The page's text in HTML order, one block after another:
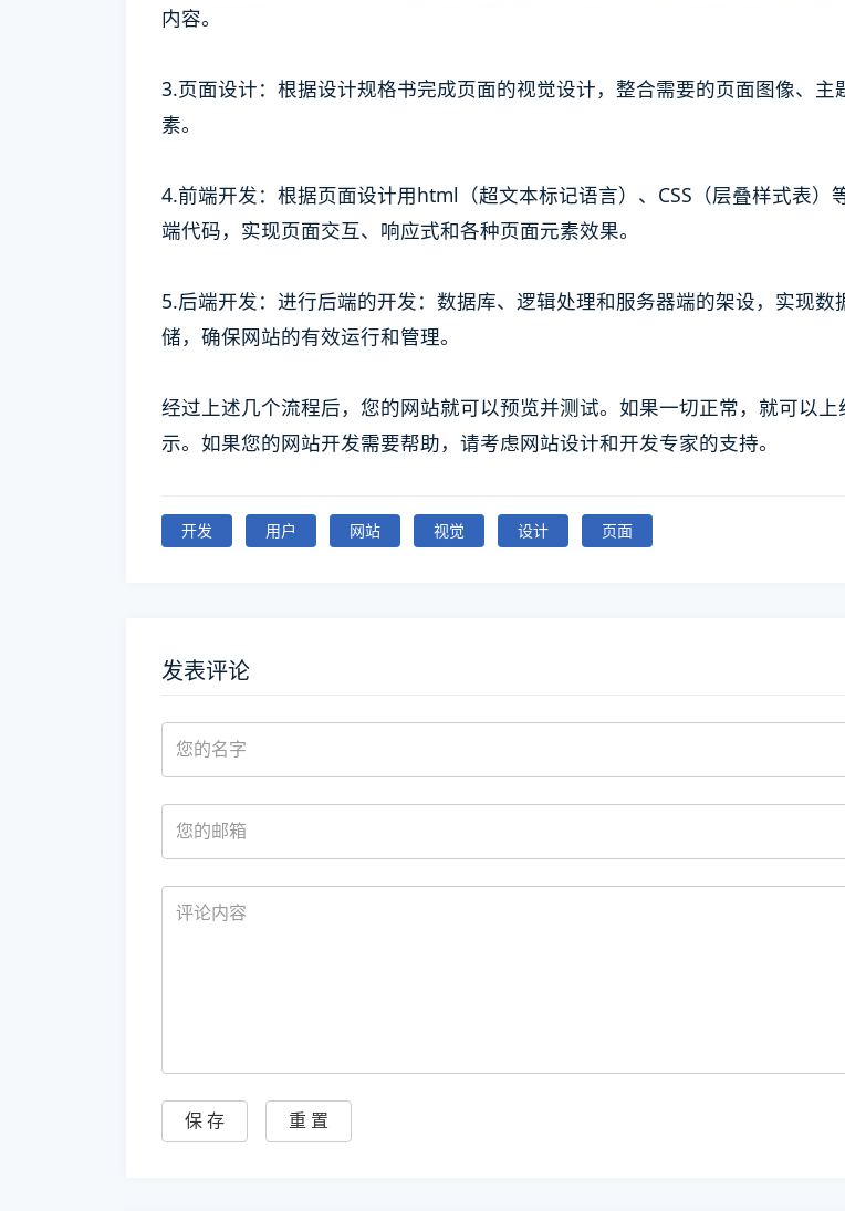
内容。
3.页面设计：根据设计规格书完成页面的视觉设计，整合需要的页面图像、主
素。
4.前端开发：根据页面设计用html（超文本标记语言）、CSS（层叠样式表）
端代码，实现页面交互、响应式和各种页面元素效果。
5.后端开发：进行后端的开发：数据库、逻辑处理和服务器端的架设，实现数
储，确保网站的有效运行和管理。
经过上述几个流程后，您的网站就可以预览并测试。如果一切正常，就可以
示。如果您的网站开发需要帮助，请考虑网站设计和开发专家的支持。
开发 用户 网站 视觉 设计 页面
发表评论